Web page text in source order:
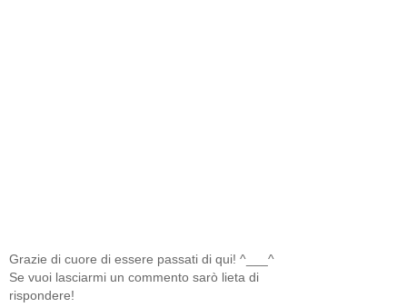
Grazie di cuore di essere passati di qui! ^___^
Se vuoi lasciarmi un commento sarò lieta di
rispondere!